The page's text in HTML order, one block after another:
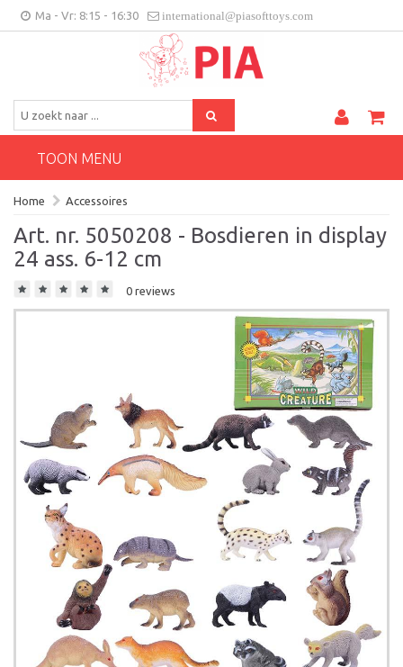
Ma - Vr: 8:15 - 16:30 international@piasofttoys.com
Klantenfeedback
BE/NL
TOON MENU
Home Accessoires
Art. nr. 5050208 - Bosdieren in display
24 ass. 6-12 cm
0 reviews